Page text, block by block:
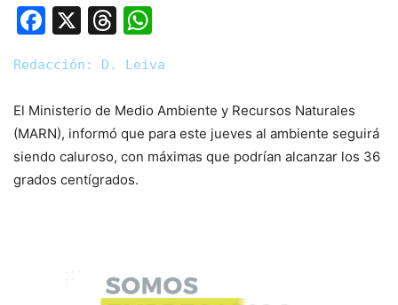
Facebook
X Threads
Redacción: D. Leiva
El Ministerio de Medio Ambiente y Recursos Naturales
(MARN), informó que para este jueves al ambiente seguirá
siendo caluroso, con máximas que podrían alcanzar los 36
grados centígrados.